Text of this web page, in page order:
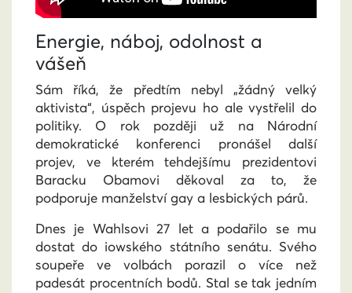
Energie, náboj, odolnost a
vášeň
Sám říká, že předtím nebyl „žádný velký
aktivista“, úspěch projevu ho ale vystřelil do
politiky. O rok později už na Národní
demokratické konferenci pronášel další
projev, ve kterém tehdejšímu prezidentovi
Baracku Obamovi děkoval za to, že
podporuje manželství gay a lesbických párů.
Dnes je Wahlsovi 27 let a podařilo se mu
dostat do iowského státního senátu. Svého
soupeře ve volbách porazil o více než
padesát procentních bodů. Stal se tak jedním